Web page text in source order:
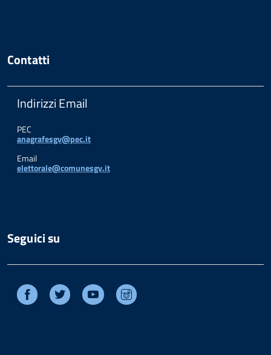
Contatti
Indirizzi Email
PEC
anagrafesgv@pec.it
Email
elettorale@comunesgv.it
Seguici su
Facebook Twitter Youtube